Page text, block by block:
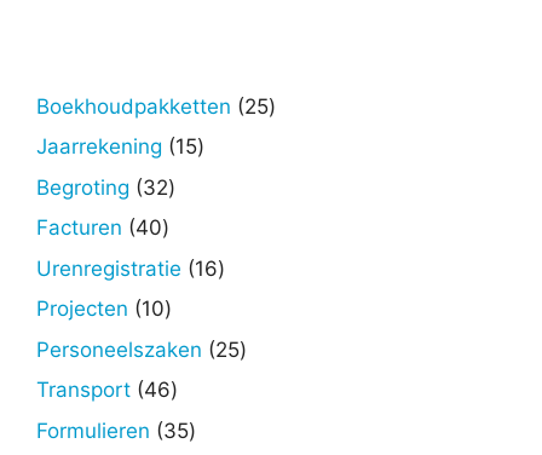
Boekhoudpakketten 2525
Jaarrekening 1515
Begroting 3232
Facturen 4040
producten
Urenregistratie 1616
Projecten 1010
producten
Personeelszaken 2525
Transport 4646
producten
Formulieren 3535